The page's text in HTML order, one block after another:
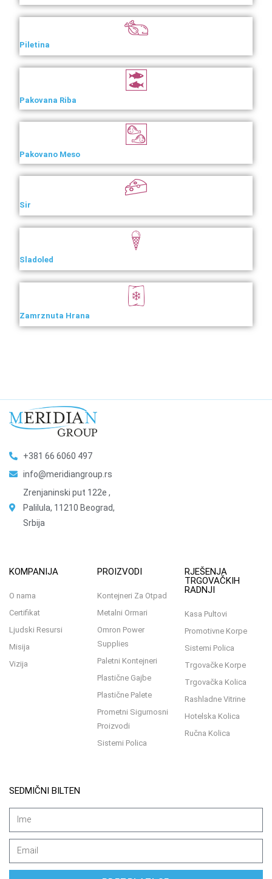
Piletina
Pakovana Riba
Pakovano Meso
Sir
Sladoled
Zamrznuta Hrana
+381 66 6060 497
info@meridiangroup.rs
Zrenjaninski put 122e ,
Palilula, 11210 Beograd,
Srbija
KOMPANIJA
O nama
Certifikat
Ljudski Resursi
Misija
Vizija
PROIZVODI
Kontejneri Za Otpad
Metalni Ormari
Omron Power
Supplies
Paletni Kontejneri
Plastične Gajbe
Plastične Palete
Prometni Sigurnosni
Proizvodi
Sistemi Polica
RJEŠENJA
TRGOVAČKIH
RADNJI
Kasa Pultovi
Promotivne Korpe
Sistemi Polica
Trgovačke Korpe
Trgovačka Kolica
Rashladne Vitrine
Hotelska Kolica
Ručna Kolica
SEDMIČNI BILTEN